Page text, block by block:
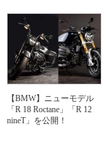
【BMW】ニューモデル
「R 18 Roctane」「R 12
nineT」を公開！